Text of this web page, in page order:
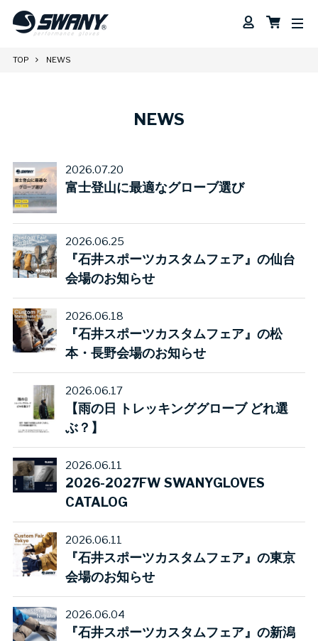
TOP NEWS
NEWS
2026.07.20
富士登山に最適なグローブ選び
2026.06.25
『石井スポーツカスタムフェア』の仙台
会場のお知らせ
2026.06.18
『石井スポーツカスタムフェア』の松
本・長野会場のお知らせ
2026.06.17
【雨の日 トレッキンググローブ どれ選
ぶ？】
2026.06.11
2026-2027FW SWANYGLOVES
CATALOG
2026.06.11
『石井スポーツカスタムフェア』の東京
会場のお知らせ
2026.06.04
『石井スポーツカスタムフェア』の新潟